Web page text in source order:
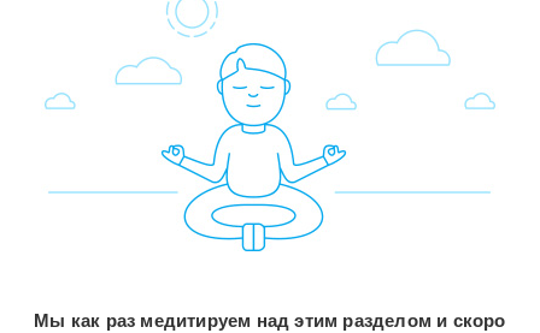
Мы как раз медитируем над этим разделом и скоро